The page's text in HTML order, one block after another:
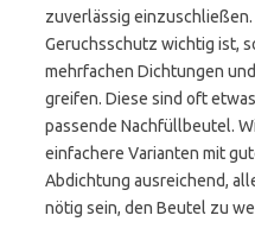
zuverlässig
Geruchsschutz wichtig ist,
mehrfachen Dichtungen
greifen. Diese sind oft
passende Nachfüllbeutel.
einfachere Varianten mit
Abdichtung ausreichend,
nötig sein, den Beutel zu